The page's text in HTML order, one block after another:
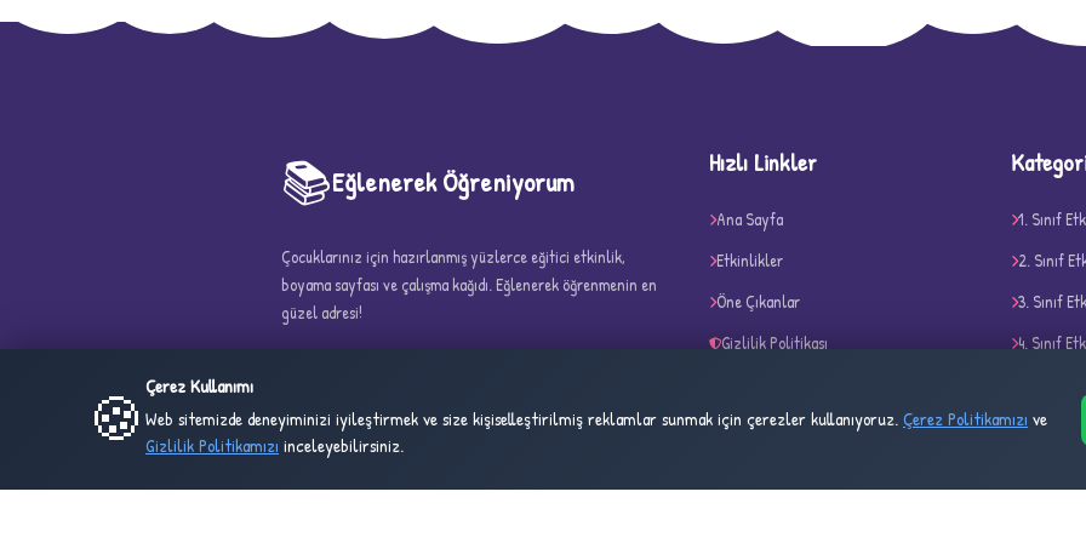
5
📚Eğlenerek Öğreniyorum
Çocuklarınız için hazırlanmış yüzlerce eğitici etkinlik,
boyama sayfası ve çalışma kağıdı. Eğlenerek öğrenmenin en
güzel adresi!
Hızlı Linkler
Ana Sayfa
Etkinlikler
Öne Çıkanlar
Gizlilik Politikası
Kullanım Şartları
1. Sınıf
2. Sınıf
3. Sınıf
4. Sınıf
Akıl ve
🍪 Çerez Kullanımı
Web sitemizde deneyiminizi iyileştirmek ve size kişiselleştirilmiş reklamlar sunmak için çerezler kullanıyoruz.Çerez Politikamızı ve
Gizlilik Politikamızı inceleyebilirsiniz.